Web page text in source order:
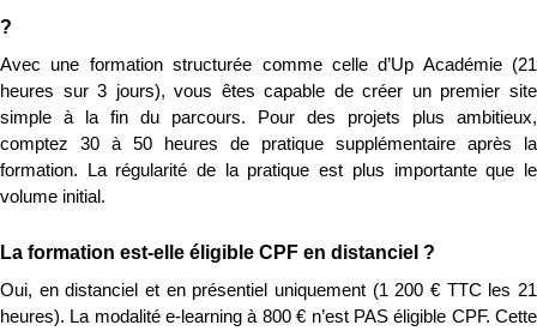
?
Avec une formation structurée comme celle d’Up Académie (21
heures sur 3 jours), vous êtes capable de créer un premier site
simple à la fin du parcours. Pour des projets plus ambitieux,
comptez 30 à 50 heures de pratique supplémentaire après la
formation. La régularité de la pratique est plus importante que le
volume initial.
La formation est-elle éligible CPF en distanciel ?
Oui, en distanciel et en présentiel uniquement (1 200 € TTC les 21
heures). La modalité e-learning à 800 € n’est PAS éligible CPF. Cette